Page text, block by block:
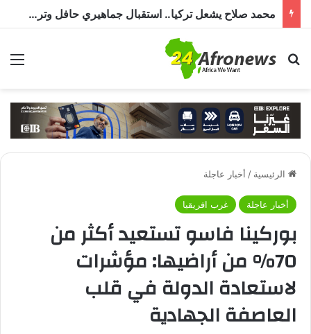
محمد صلاح يشعل تركيا.. استقبال جماهيري حافل وترحيب بـ”الملك المصري” قبل انضمامه إلى طرابزون سبور
بحث عن
الرئيسية / أخبار عاجلة
أخبار عاجلة غرب افريقيا
بوركينا فاسو تستعيد أكثر من
70% من أراضيها: مؤشرات
لاستعادة الدولة في قلب
العاصفة الجهادية